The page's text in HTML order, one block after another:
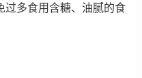
过多食用含糖、油腻的食